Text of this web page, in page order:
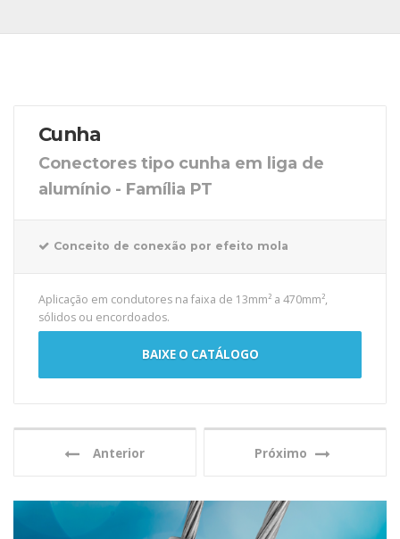
Cunha
Conectores tipo cunha em liga de
alumínio - Família PT
Conceito de conexão por efeito mola
Aplicação em condutores na faixa de 13mm² a 470mm²,
sólidos ou encordoados.
BAIXE O CATÁLOGO
Anterior Próximo